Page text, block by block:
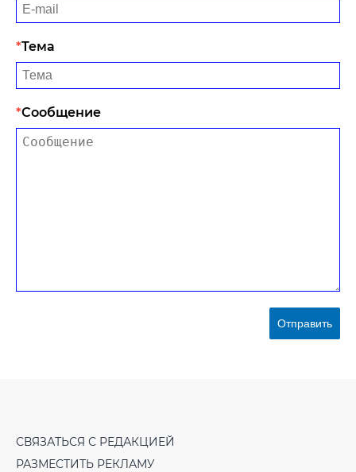
Тема
Сообщение
Отправить
СВЯЗАТЬСЯ С РЕДАКЦИЕЙ
РАЗМЕСТИТЬ РЕКЛАМУ